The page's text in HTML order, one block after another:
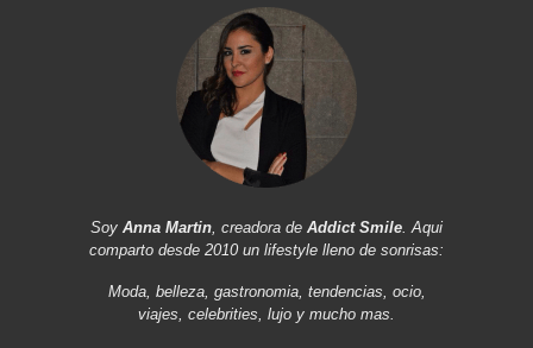
Soy Anna Martin, creadora de Addict Smile. Aqui
comparto desde 2010 un lifestyle lleno de sonrisas:
Moda, belleza, gastronomia, tendencias, ocio,
viajes, celebrities, lujo y mucho mas.